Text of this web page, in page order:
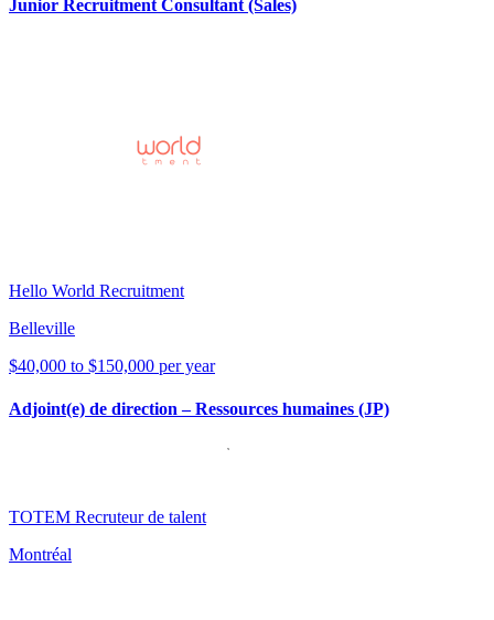
Junior Recruitment Consultant (Sales)
Hello World Recruitment
Belleville
$40,000 to $150,000 per year
Adjoint(e) de direction – Ressources humaines (JP)
TOTEM Recruteur de talent
Montréal